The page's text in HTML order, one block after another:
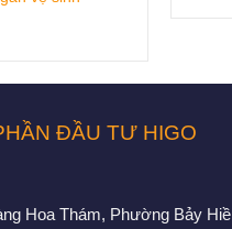
ĐẦU TƯ HIGO
Hoa Thám, Phường Bảy